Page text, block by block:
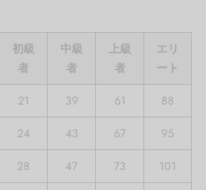
初級
者
中級
者
上級
者
エリ
ート
21 39 61
88
24 43 67
95
28 47 73
101